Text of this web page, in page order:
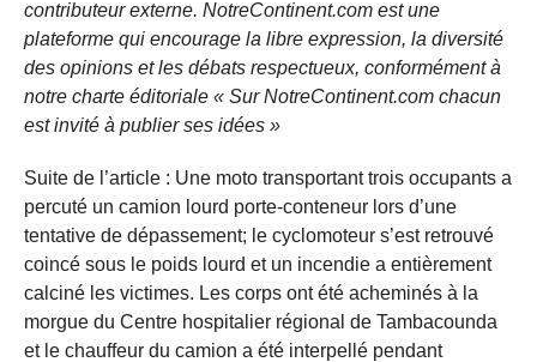
contributeur externe. NotreContinent.com est une
plateforme qui encourage la libre expression, la diversité
des opinions et les débats respectueux, conformément à
notre charte éditoriale « Sur NotreContinent.com chacun
est invité à publier ses idées »
Suite de l’article : Une moto transportant trois occupants a
percuté un camion lourd porte-conteneur lors d’une
tentative de dépassement; le cyclomoteur s’est retrouvé
coincé sous le poids lourd et un incendie a entièrement
calciné les victimes. Les corps ont été acheminés à la
morgue du Centre hospitalier régional de Tambacounda
et le chauffeur du camion a été interpellé pendant